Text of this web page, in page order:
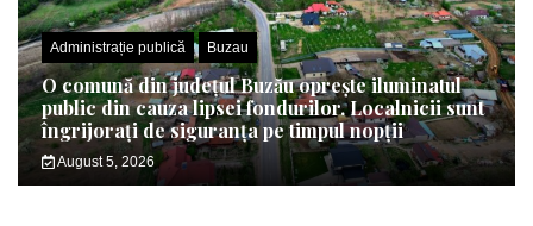
Administrație publică Buzau
O comună din județul Buzău oprește iluminatul
public din cauza lipsei fondurilor. Localnicii sunt
îngrijorați de siguranța pe timpul nopții
August 5, 2026